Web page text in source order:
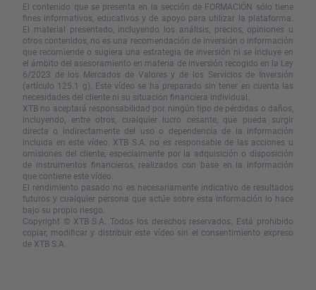
El contenido que se presenta en la sección de FORMACIÓN sólo tiene
fines informativos, educativos y de apoyo para utilizar la plataforma.
El material presentado, incluyendo los análisis, precios, opiniones u
otros contenidos, no es una recomendación de inversión o información
que recomiende o sugiera una estrategia de inversión ni se incluye en
el ámbito del asesoramiento en materia de inversión recogido en la Ley
6/2023 de los Mercados de Valores y de los Servicios de Inversión
(artículo 125.1 g). Este vídeo se ha preparado sin tener en cuenta las
necesidades del cliente ni su situación financiera individual.
XTB no aceptará responsabilidad por ningún tipo de pérdidas o daños,
incluyendo, entre otros, cualquier lucro cesante, que pueda surgir
directa o indirectamente del uso o dependencia de la información
incluida en este vídeo. XTB S.A. no es responsable de las acciones u
omisiones del cliente, especialmente por la adquisición o disposición
de instrumentos financieros, realizados con base en la información
que contiene este vídeo.
El rendimiento pasado no es necesariamente indicativo de resultados
futuros y cualquier persona que actúe sobre esta información lo hace
bajo su propio riesgo.
Copyright © XTB S.A. Todos los derechos reservados. Está prohibido
copiar, modificar y distribuir este vídeo sin el consentimiento expreso
de XTB S.A.